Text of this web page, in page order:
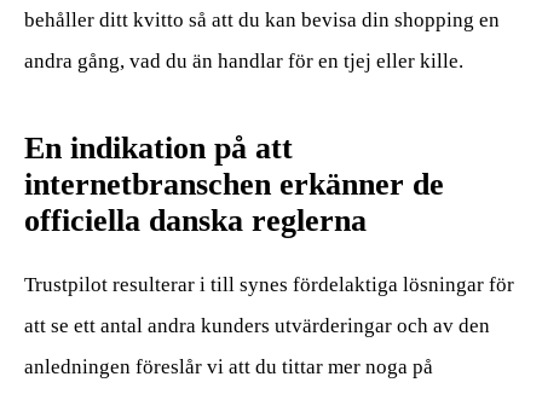
behåller ditt kvitto så att du kan bevisa din shopping en
andra gång, vad du än handlar för en tjej eller kille.
En indikation på att
internetbranschen erkänner de
officiella danska reglerna
Trustpilot resulterar i till synes fördelaktiga lösningar för
att se ett antal andra kunders utvärderingar och av den
anledningen föreslår vi att du tittar mer noga på